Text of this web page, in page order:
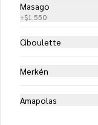
Masago
+$1.550
Ciboulette
Merkén
Amapolas